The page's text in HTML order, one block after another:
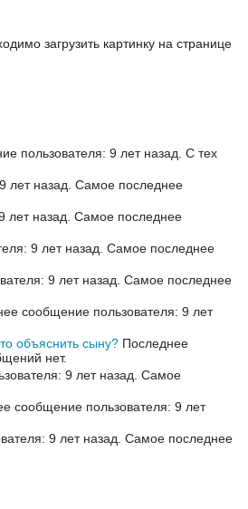
загрузить картинку на странице
пользователя: 9 лет назад. С тех
лет назад. Самое последнее
лет назад. Самое последнее
9 лет назад. Самое последнее
9 лет назад. Самое последнее
сообщение пользователя: 9 лет
объяснить сыну? Последнее
нет.
9 лет назад. Самое
сообщение пользователя: 9 лет
9 лет назад. Самое последнее